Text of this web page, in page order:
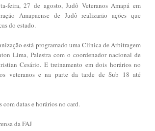
feira, 27 de agosto, Judô Veteranos Amapá em
Amapaense de Judô realizarão ações que
do estado.
está programado uma Clínica de Arbitragem
Lima, Palestra com o coordenador nacional de
Cesário. E treinamento em dois horários no
veteranos e na parte da tarde de Sub 18 até
com datas e horários no card.
da FAJ